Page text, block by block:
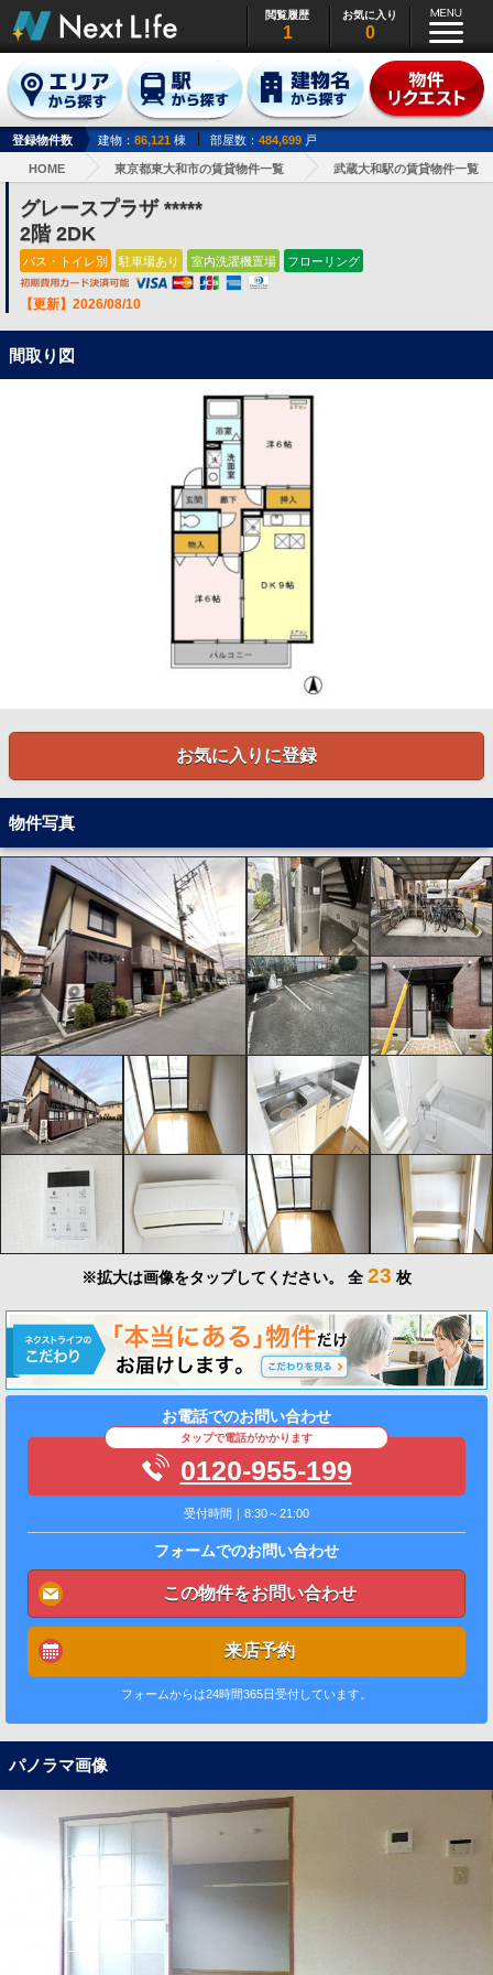
閲覧履歴
1
お気に入り
0
登録物件数 建物： 86,121 棟 部屋数： 484,699 戸
HOME 東京都東大和市の賃貸物件一覧 武蔵大和駅の賃貸物件一覧
グレースプラザ *****
2階 2DK
バス・トイレ別 駐車場あり 室内洗濯機置場 フローリング
【更新】2026/08/10
間取り図
お気に入りに登録
物件写真
※拡大は画像をタップしてください。 全 23 枚
お電話でのお問い合わせ
タップで電話がかかります
0120-955-199
受付時間｜8:30～21:00
フォームでのお問い合わせ
この物件をお問い合わせ
来店予約
フォームからは24時間365日受付しています。
パノラマ画像